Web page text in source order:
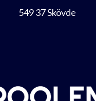
549 37 Skövde